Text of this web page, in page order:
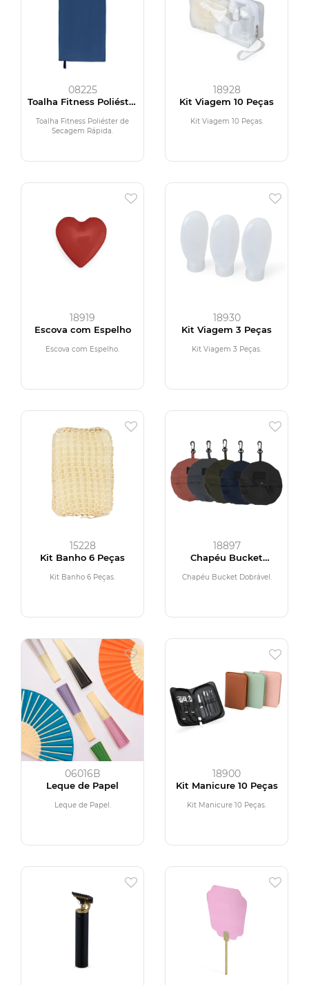
08225
Toalha Fitness Poliéster
Toalha Fitness Poliéster de
Secagem Rápida.
18928
Kit Viagem 10 Peças
Kit Viagem 10 Peças.
18919
Escova com Espelho
Escova com Espelho.
18930
Kit Viagem 3 Peças
Kit Viagem 3 Peças.
15228
Kit Banho 6 Peças
Kit Banho 6 Peças.
18897
Chapéu Bucket
Chapéu Bucket Dobrável.
06016B
Leque de Papel
Leque de Papel.
18900
Kit Manicure 10 Peças
Kit Manicure 10 Peças.